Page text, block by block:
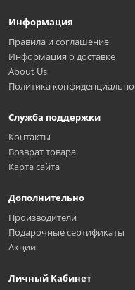
Информация
Правила и соглашение
Информация о доставке
About Us
Политика
Служба поддержки
Контакты
Возврат товара
Карта сайта
Дополнительно
Производители
Подарочные сертификаты
Акции
Личный Кабинет